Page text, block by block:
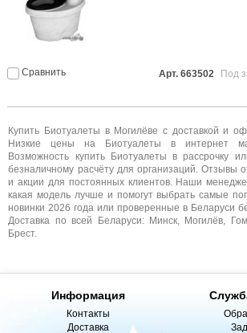
Купить Биотуалеты в Могилёве с доставкой и
Низкие цены на Биотуалеты в интернет
Возможность купить Биотуалеты в рассрочку
безналичному расчёту для организаций. Отзывы
и акции для постоянных клиентов. Наши
какая модель лучше и помогут выбрать самые
новинки 2026 года или проверенные в Беларуси
Доставка по всей Беларуси: Минск, Могилёв,
Брест.
Сравнить Арт. 663502 Под
Информация
Контакты
Доставка